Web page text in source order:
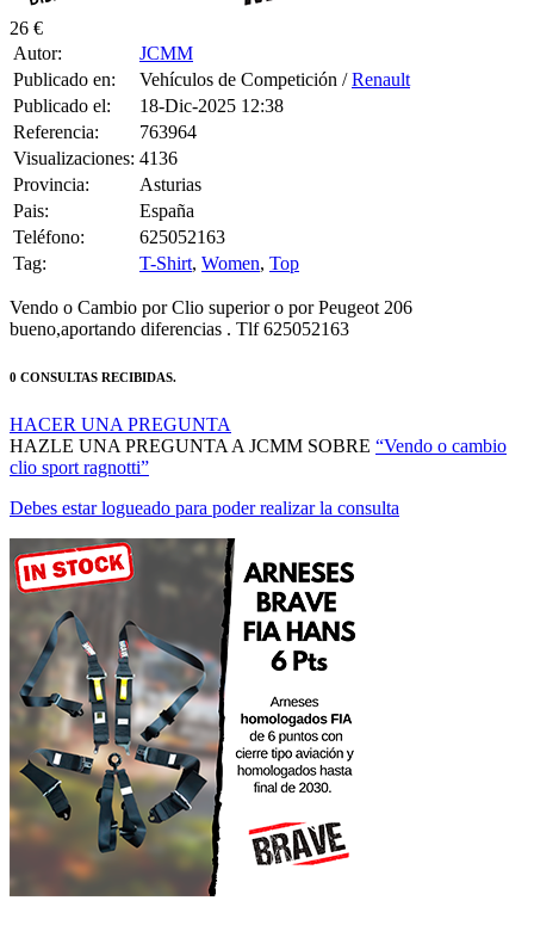
26 €
Autor:
JCMM
Publicado en:
Vehículos de Competición /Renault
Publicado el:
18-Dic-2025 12:38
Referencia:
763964
Visualizaciones: 4136
Provincia:
Asturias
Pais:
España
Teléfono:
625052163
Tag:
T-Shirt, Women, Top
Vendo o Cambio por Clio superior o por Peugeot 206
bueno,aportando diferencias . Tlf 625052163
0 CONSULTAS RECIBIDAS.
HACER UNA PREGUNTA
HAZLE UNA PREGUNTA A JCMM SOBRE “Vendo o cambio
clio sport ragnotti”
Debes estar logueado para poder realizar la consulta